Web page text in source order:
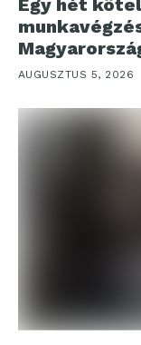
Egy hét
AUGUSZTUS 5, 2026